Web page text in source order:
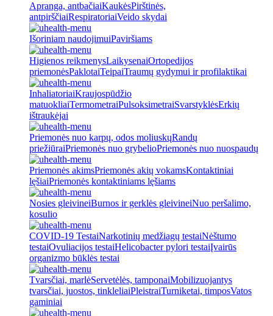
Apranga, antbačiaiKaukėsPirštinės,
antpirščiaiRespiratoriaiVeido skydai
Išoriniam naudojimuiPaviršiams
Higienos reikmenysLaikysenaiOrtopedijos
priemonėsPaklotaiTeipaiTraumų gydymui ir profilaktikai
InhaliatoriaiKraujospūdžio
matuokliaiTermometraiPulsoksimetraiSvarstyklėsErkių
ištraukėjai
Priemonės nuo karpų, odos moliuskųRandų
priežiūraiPriemonės nuo grybelioPriemonės nuo nuospaudų
Priemonės akimsPriemonės akių vokamsKontaktiniai
lęšiaiPriemonės kontaktiniams lęšiams
Nosies gleivineiBurnos ir gerklės gleivineiNuo peršalimo,
kosulio
COVID-19 TestaiNarkotinių medžiagų testaiNėštumo
testaiOvuliacijos testaiHelicobacter pylori testaiĮvairūs
organizmo būklės testai
Tvarsčiai, marlėServetėlės, tamponaiMobilizuojantys
tvarsčiai, juostos, tinkleliaiPleistraiTurniketai, timposVatos
gaminiai